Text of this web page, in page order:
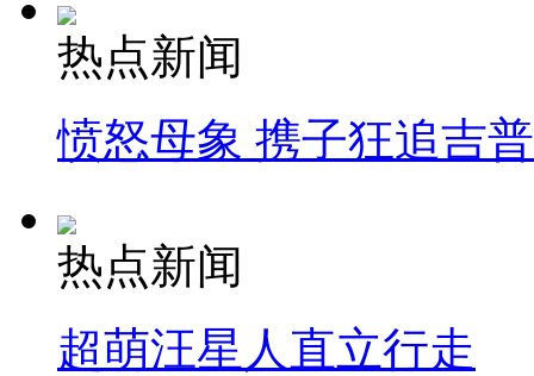
热点新闻
愤怒母象 携子狂追吉
热点新闻
超萌汪星人直立行走